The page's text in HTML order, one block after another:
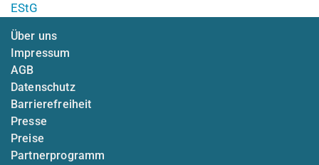
EStG
Über uns
Impressum
AGB
Datenschutz
Barrierefreiheit
Presse
Preise
Partnerprogramm